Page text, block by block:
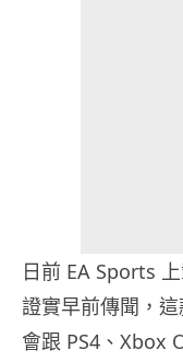
日前 EA Sports
證實早前傳聞，
會跟 PS4、Xbox